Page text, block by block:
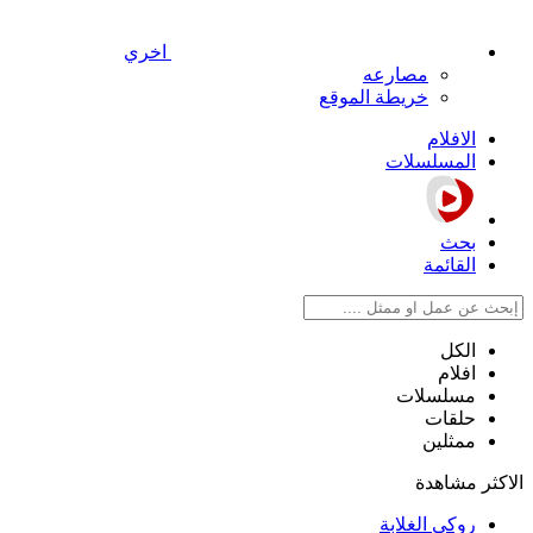
اخري
مصارعه
خريطة الموقع
الافلام
المسلسلات
بحث
القائمة
الكل
افلام
مسلسلات
حلقات
ممثلين
الاكثر مشاهدة
روكي الغلابة